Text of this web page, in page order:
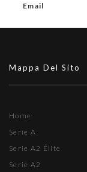
Email
Mappa Del Sito
Home
Serie A
Serie A2 Élite
Serie A2